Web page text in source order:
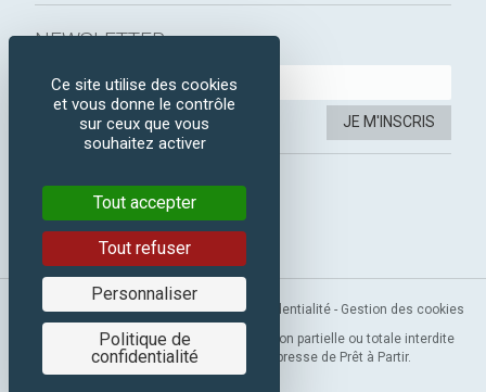
NEWSLETTER :
JE M'INSCRIS
SUIVEZ-NOUS :
Facebook
Instagram
Mentions légales-CGV-Politique de confidentialité - Gestion des cookies
Copyright 2019 © Prêt à Partir. Reproduction partielle ou totale interdite
sans l’autorisation préalable et expresse de Prêt à Partir.
Ce site utilise des cookies
et vous donne le contrôle
sur ceux que vous
souhaitez activer
Tout accepter
Tout refuser
Personnaliser
Politique de
confidentialité